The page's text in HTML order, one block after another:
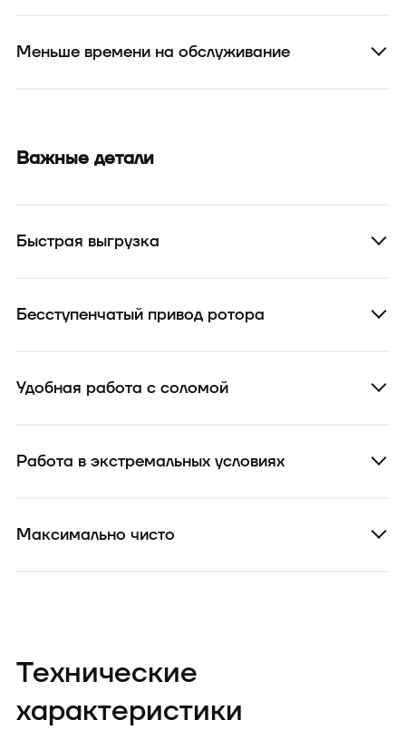
Меньше времени на обслуживание
Важные детали
Быстрая выгрузка
Бесступенчатый привод ротора
Удобная работа с соломой
Работа в экстремальных условиях
Максимально чисто
Технические
характеристики